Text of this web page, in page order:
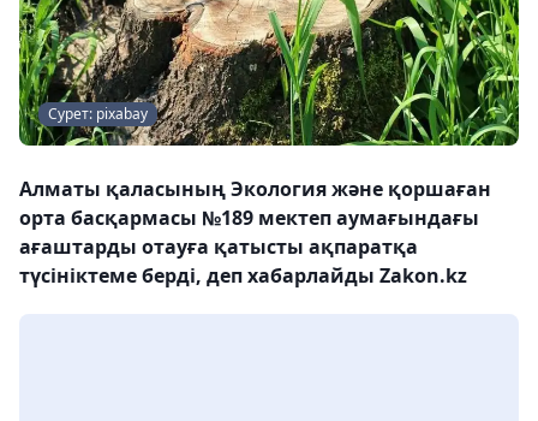
Сурет: pixabay
Алматы қаласының Экология және қоршаған
орта басқармасы №189 мектеп аумағындағы
ағаштарды отауға қатысты ақпаратқа
түсініктеме берді, деп хабарлайды Zakon.kz